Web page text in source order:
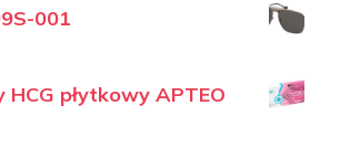
001
płytkowy APTEO